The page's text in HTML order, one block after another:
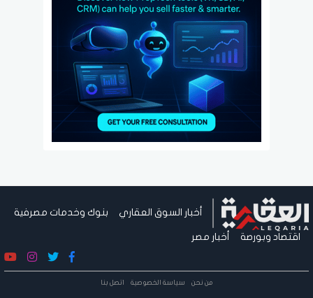
أخبار السوق العقاري بنوك وخدمات مصرفية
اقتصاد وبورصة أخبار مصر
من نحن سياسة الخصوصية اتصل بنا